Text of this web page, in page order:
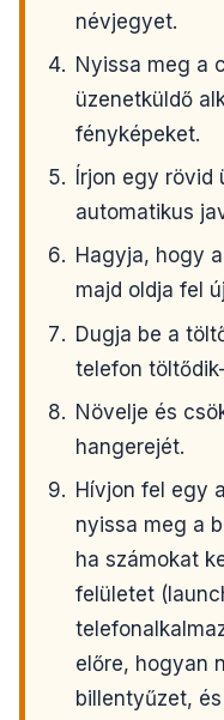
névjegyet.
Nyissa meg a
üzenetküldő
fényképeket.
Írjon egy rövid
automatikus
Hagyja, hogy
majd oldja fel
Dugja be a
telefon
Növelje és
hangerejét.
Hívjon fel egy
nyissa meg a
ha számokat
felületet
előre, hogyan
billentyűzet,